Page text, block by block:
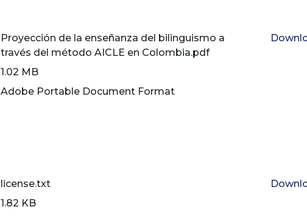
Proyección de la enseñanza del bilinguismo a
través del método AICLE en Colombia.pdf
1.02 MB
Adobe Portable Document Format
license.txt
1.82 KB